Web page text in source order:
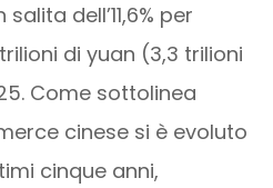
dell’11,6% per
di yuan (3,3 trilioni
Come sottolinea
cinese si è evoluto
cinque anni,